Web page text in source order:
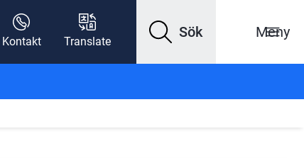
Kontakt Translate
Sök Meny